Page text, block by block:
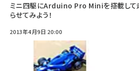
ミニ四駆にArduino Pro Miniを搭載して
らせてみよう！
2013年4月9日 20:00